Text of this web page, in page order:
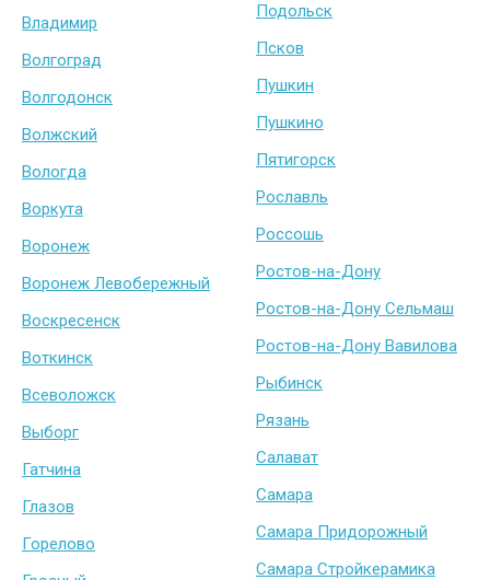
Владимир
Волгоград
Волгодонск
Волжский
Вологда
Воркута
Воронеж
Воронеж Левобережный
Воскресенск
Воткинск
Всеволожск
Выборг
Гатчина
Глазов
Горелово
Подольск
Псков
Пушкин
Пушкино
Пятигорск
Рославль
Россошь
Ростов-на-Дону
Ростов-на-Дону Сельмаш
Ростов-на-Дону Вавилова
Рыбинск
Рязань
Салават
Самара
Самара Придорожный
Самара Стройкерамика